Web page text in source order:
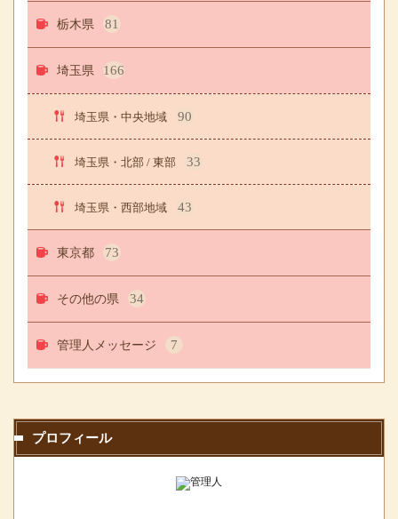
栃木県 81
埼玉県 166
埼玉県・中央地域 90
埼玉県・北部 / 東部 33
埼玉県・西部地域 43
東京都 73
その他の県 34
管理人メッセージ 7
プロフィール